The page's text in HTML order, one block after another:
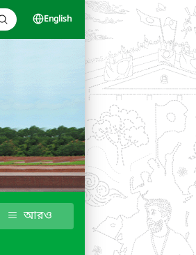
English
আরও